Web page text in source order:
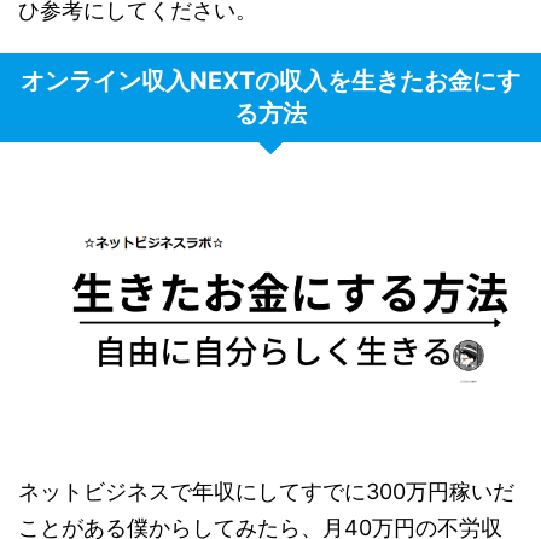
ひ参考にしてください。
オンライン収入NEXTの収入を生きたお金にす
る方法
ネットビジネスで年収にしてすでに300万円稼いだ
ことがある僕からしてみたら、月40万円の不労収